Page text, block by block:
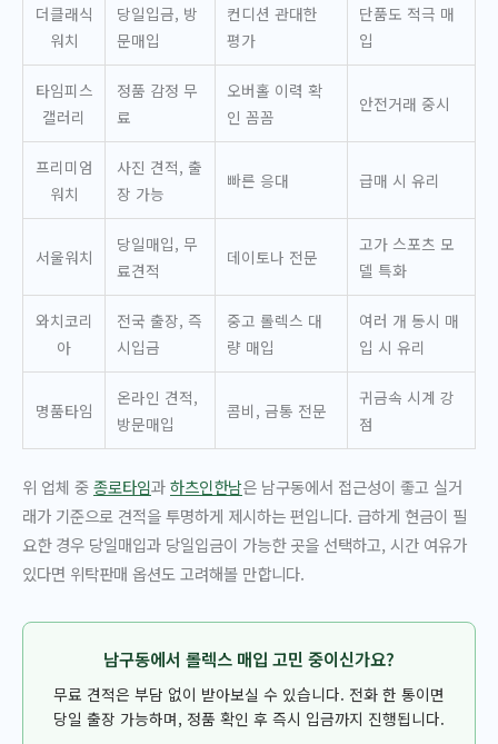
더클래식
워치
당일입금, 방
문매입
컨디션 관대한
평가
단품도 적극 매
입
타임피스
갤러리
정품 감정 무
료
오버홀 이력 확
인 꼼꼼
안전거래 중시
프리미엄
워치
사진 견적, 출
장 가능
빠른 응대 급매 시 유리
서울워치
당일매입, 무
료견적
데이토나 전문
고가 스포츠 모
델 특화
와치코리
아
전국 출장, 즉
시입금
중고 롤렉스 대
량 매입
여러 개 동시 매
입 시 유리
명품타임
온라인 견적,
방문매입
콤비, 금통 전문
귀금속 시계 강
점
위 업체 중종로타임과하츠인한남은 남구동에서 접근성이 좋고 실거
래가 기준으로 견적을 투명하게 제시하는 편입니다. 급하게 현금이 필
요한 경우 당일매입과 당일입금이 가능한 곳을 선택하고, 시간 여유가
있다면 위탁판매 옵션도 고려해볼 만합니다.
남구동에서 롤렉스 매입 고민 중이신가요?
무료 견적은 부담 없이 받아보실 수 있습니다. 전화 한 통이면
당일 출장 가능하며, 정품 확인 후 즉시 입금까지 진행됩니다.